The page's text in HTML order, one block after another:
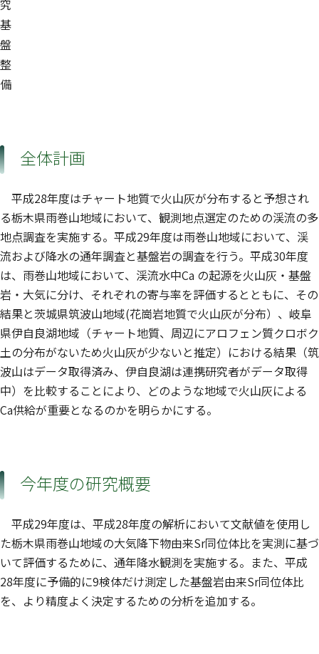
究
基
盤
整
備
全体計画
平成28年度はチャート地質で火山灰が分布すると予想され
る栃木県雨巻山地域において、観測地点選定のための渓流の多
地点調査を実施する。平成29年度は雨巻山地域において、渓
流および降水の通年調査と基盤岩の調査を行う。平成30年度
は、雨巻山地域において、渓流水中Ca の起源を火山灰・基盤
岩・大気に分け、それぞれの寄与率を評価するとともに、その
結果と茨城県筑波山地域(花崗岩地質で火山灰が分布）、岐阜
県伊自良湖地域（チャート地質、周辺にアロフェン質クロボク
土の分布がないため火山灰が少ないと推定）における結果（筑
波山はデータ取得済み、伊自良湖は連携研究者がデータ取得
中）を比較することにより、どのような地域で火山灰による
Ca供給が重要となるのかを明らかにする。
今年度の研究概要
平成29年度は、平成28年度の解析において文献値を使用し
た栃木県雨巻山地域の大気降下物由来Sr同位体比を実測に基づ
いて評価するために、通年降水観測を実施する。また、平成
28年度に予備的に9検体だけ測定した基盤岩由来Sr同位体比
を、より精度よく決定するための分析を追加する。